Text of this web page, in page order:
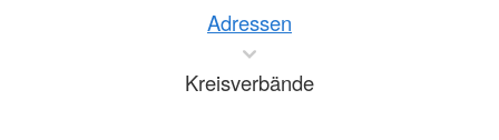
Adressen
Kreisverbände